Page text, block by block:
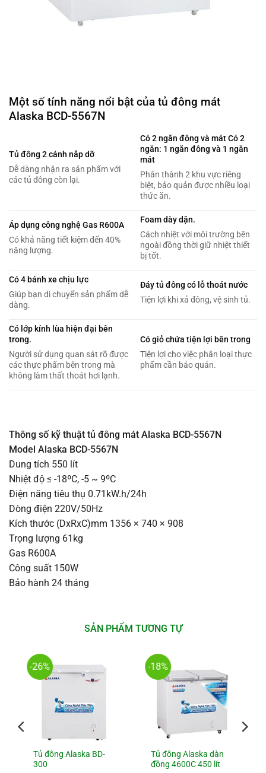
Một số tính năng nổi bật của tủ đông mát
Alaska BCD-5567N
Tủ đông 2 cánh nắp dỡ
Dễ dàng nhận ra sản phẩm với
các tủ đông còn lại.
Có 2 ngăn đông và mát Có 2
ngăn: 1 ngăn đông và 1 ngăn
mát
Phân thành 2 khu vực riêng
biệt, bảo quản được nhiều loại
thức ăn.
Áp dụng công nghệ Gas R600A
Có khả năng tiết kiệm đến 40%
năng lượng.
Foam dày dặn.
Cách nhiệt với môi trường bên
ngoài đồng thời giữ nhiệt thiết
bị tốt.
Có 4 bánh xe chịu lực
Giúp bạn di chuyển sản phẩm dễ
dàng.
Đáy tủ đông có lỗ thoát nước
Tiện lợi khi xả đông, vệ sinh tủ.
Có lớp kính lùa hiện đại bên
trong.
Người sử dụng quan sát rõ được
các thực phẩm bên trong mà
không làm thất thoát hơi lạnh.
Có giỏ chứa tiện lợi bên trong
Tiện lợi cho việc phân loại thực
phẩm cần bảo quản.
Thông số kỹ thuật tủ đông mát Alaska BCD-5567N
Model Alaska BCD-5567N
Dung tích 550 lít
Nhiệt độ ≤ -18ºC, -5 ~ 9ºC
Điện năng tiêu thụ 0.71kW.h/24h
Dòng điện 220V/50Hz
Kích thước (DxRxC)mm 1356 × 740 × 908
Trọng lượng 61kg
Gas R600A
Công suất 150W
Bảo hành 24 tháng
SẢN PHẨM TƯƠNG TỰ
-26%
Tủ đông Alaska BD-
300
-18%
Tủ đông Alaska dàn
đồng 4600C 450 lít